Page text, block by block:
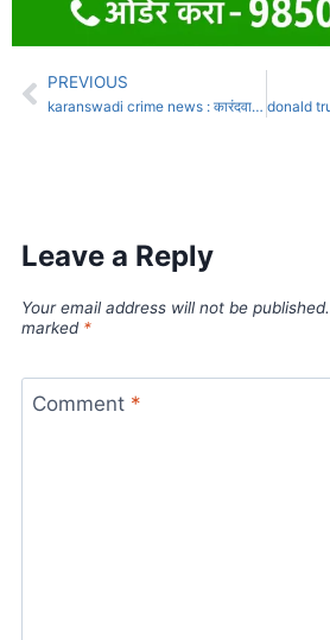
PREVIOUS
karanswadi crime news : कारंदवाडीत विवाहितेला सांभाळण्याचे आमिष दाखवून लैंगिक अत्याचार :
Leave a Reply
Your email address will not be published.
marked *
Comment *